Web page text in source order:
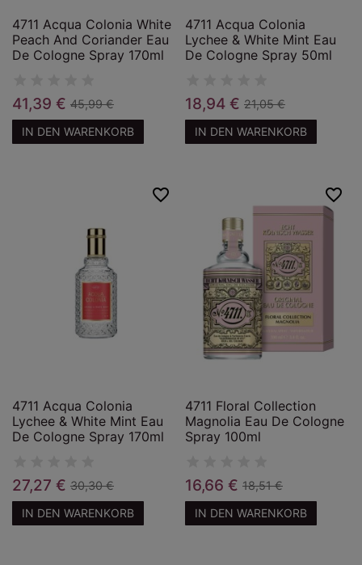
4711 Acqua Colonia White
Peach And Coriander Eau
De Cologne Spray 170ml
41,39 € 45,99 €
IN DEN WARENKORB
4711 Acqua Colonia
Lychee & White Mint Eau
De Cologne Spray 50ml
18,94 € 21,05 €
IN DEN WARENKORB
favorite_border
4711 Acqua Colonia
Lychee & White Mint Eau
De Cologne Spray 170ml
27,27 € 30,30 €
IN DEN WARENKORB
favorite_border
4711 Floral Collection
Magnolia Eau De Cologne
Spray 100ml
16,66 € 18,51 €
IN DEN WARENKORB